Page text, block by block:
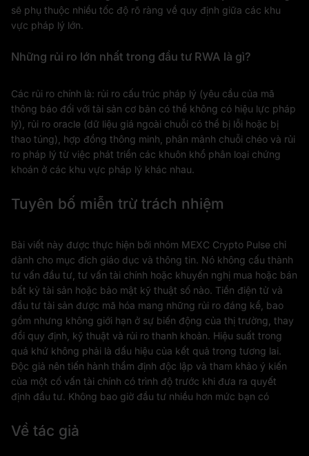
sẽ phụ thuộc nhiều tốc độ rõ ràng về quy định giữa các khu
vực pháp lý lớn.
Những rủi ro lớn nhất trong đầu tư RWA là gì?
Các rủi ro chính là: rủi ro cấu trúc pháp lý (yêu cầu của mã
thông báo đối với tài sản cơ bản có thể không có hiệu lực pháp
lý), rủi ro oracle (dữ liệu giá ngoài chuỗi có thể bị lỗi hoặc bị
thao túng), hợp đồng thông minh, phân mảnh chuỗi chéo và rủi
ro pháp lý từ việc phát triển các khuôn khổ phân loại chứng
khoán ở các khu vực pháp lý khác nhau.
Tuyên bố miễn trừ trách nhiệm
Bài viết này được thực hiện bởi nhóm MEXC Crypto Pulse chỉ
dành cho mục đích giáo dục và thông tin. Nó không cấu thành
tư vấn đầu tư, tư vấn tài chính hoặc khuyến nghị mua hoặc bán
bất kỳ tài sản hoặc bảo mật kỹ thuật số nào. Tiền điện tử và
đầu tư tài sản được mã hóa mang những rủi ro đáng kể, bao
gồm nhưng không giới hạn ở sự biến động của thị trường, thay
đổi quy định, kỹ thuật và rủi ro thanh khoản. Hiệu suất trong
quá khứ không phải là dấu hiệu của kết quả trong tương lai.
Độc giả nên tiến hành thẩm định độc lập và tham khảo ý kiến
của một cố vấn tài chính có trình độ trước khi đưa ra quyết
định đầu tư. Không bao giờ đầu tư nhiều hơn mức bạn có
Về tác giả